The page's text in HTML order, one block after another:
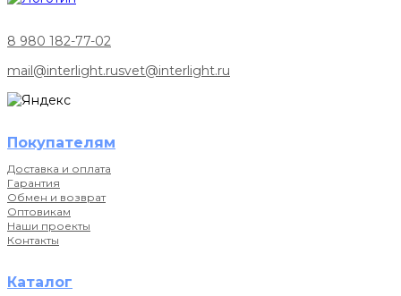
8 980 182-77-02
mail@interlight.rusvet@interlight.ru
Покупателям
Доставка и оплата
Гарантия
Обмен и возврат
Оптовикам
Наши проекты
Контакты
Каталог